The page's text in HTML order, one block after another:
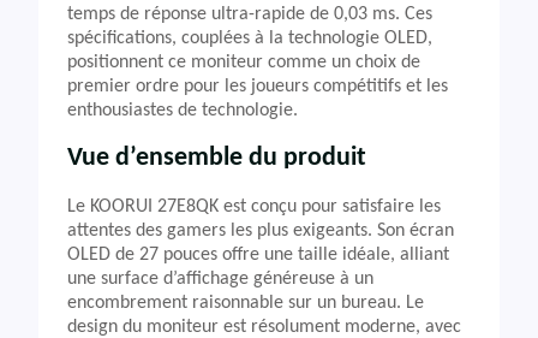
temps de réponse ultra-rapide de 0,03 ms. Ces
spécifications, couplées à la technologie OLED,
positionnent ce moniteur comme un choix de
premier ordre pour les joueurs compétitifs et les
enthousiastes de technologie.
Vue d’ensemble du produit
Le KOORUI 27E8QK est conçu pour satisfaire les
attentes des gamers les plus exigeants. Son écran
OLED de 27 pouces offre une taille idéale, alliant
une surface d’affichage généreuse à un
encombrement raisonnable sur un bureau. Le
design du moniteur est résolument moderne, avec